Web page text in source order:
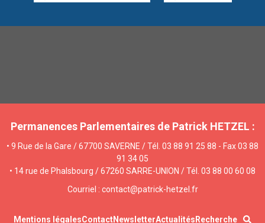
Permanences Parlementaires de Patrick HETZEL :
• 9 Rue de la Gare / 67700 SAVERNE / Tél. 03 88 91 25 88 - Fax 03 88
91 34 05
• 14 rue de Phalsbourg / 67260 SARRE-UNION / Tél. 03 88 00 60 08
Courriel : contact@patrick-hetzel.fr
Mentions légalesContactNewsletterActualités Recherche